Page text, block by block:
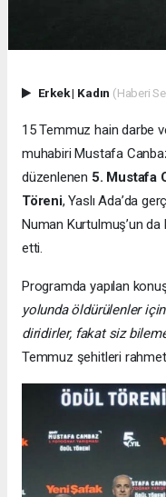
Erkek| Kadın (Haberi
15 Temmuz hain darbe
muhabiri Mustafa
düzenlenen 5. Mustafa
Töreni, Yaslı Ada’da
Numan Kurtulmuş’un da
etti.
Programda yapılan
yolunda öldürülenler için
diridirler, fakat siz
Temmuz şehitleri rahmet